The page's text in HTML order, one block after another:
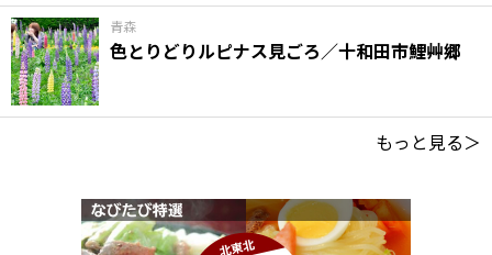
青森
色とりどりルピナス見ごろ／十和田市鯉艸郷
もっと見る＞